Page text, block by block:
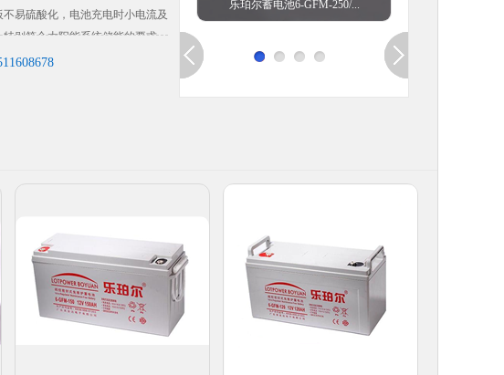
易硫酸化，电池充电时小电流及
别符合太阳能系统储能的要求。
（-30℃）,电解质不分层，比同
乐珀尔蓄电池6-GFM-250/...